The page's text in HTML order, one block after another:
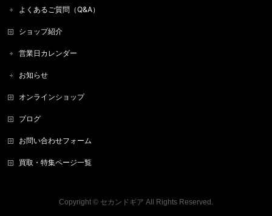
よくあるご質問（Q&A）
ショップ紹介
営業日カレンダー
お知らせ
オンラインショップ
ブログ
お問い合わせフォーム
買取・特集ページ一覧
Copyright © セカンドギア All Rights Reserved.